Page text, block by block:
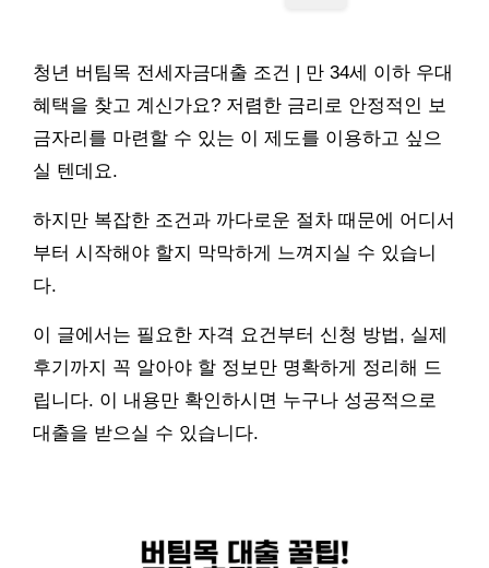
청년 버팀목 전세자금대출 조건 | 만 34세 이하 우대
혜택을 찾고 계신가요? 저렴한 금리로 안정적인 보
금자리를 마련할 수 있는 이 제도를 이용하고 싶으
실 텐데요.
하지만 복잡한 조건과 까다로운 절차 때문에 어디서
부터 시작해야 할지 막막하게 느껴지실 수 있습니
다.
이 글에서는 필요한 자격 요건부터 신청 방법, 실제
후기까지 꼭 알아야 할 정보만 명확하게 정리해 드
립니다. 이 내용만 확인하시면 누구나 성공적으로
대출을 받으실 수 있습니다.